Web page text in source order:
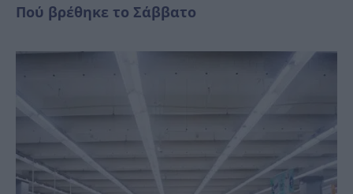
Πού βρέθηκε το Σάββατο